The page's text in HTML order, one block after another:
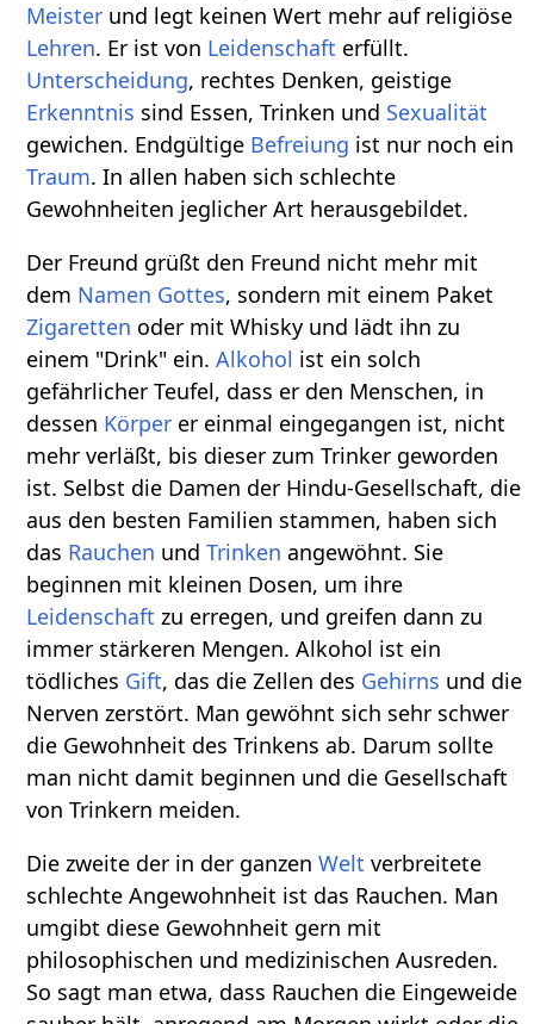
Meister und legt keinen Wert mehr auf religiöse
Lehren. Er ist von Leidenschaft erfüllt.
Unterscheidung, rechtes Denken, geistige
Erkenntnis sind Essen, Trinken und Sexualität
gewichen. Endgültige Befreiung ist nur noch ein
Traum. In allen haben sich schlechte
Gewohnheiten jeglicher Art herausgebildet.
Der Freund grüßt den Freund nicht mehr mit
dem Namen Gottes, sondern mit einem Paket
Zigaretten oder mit Whisky und lädt ihn zu
einem "Drink" ein.Alkohol ist ein solch
gefährlicher Teufel, dass er den Menschen, in
dessen Körper er einmal eingegangen ist, nicht
mehr verläßt, bis dieser zum Trinker geworden
ist. Selbst die Damen der Hindu-Gesellschaft, die
aus den besten Familien stammen, haben sich
das Rauchen undTrinken angewöhnt. Sie
beginnen mit kleinen Dosen, um ihre
Leidenschaft zu erregen, und greifen dann zu
immer stärkeren Mengen. Alkohol ist ein
tödliches Gift, das die Zellen des Gehirns und die
Nerven zerstört. Man gewöhnt sich sehr schwer
die Gewohnheit des Trinkens ab. Darum sollte
man nicht damit beginnen und die Gesellschaft
von Trinkern meiden.
Die zweite der in der ganzenWelt verbreitete
schlechte Angewohnheit ist das Rauchen. Man
umgibt diese Gewohnheit gern mit
philosophischen und medizinischen Ausreden.
So sagt man etwa, dass Rauchen die Eingeweide